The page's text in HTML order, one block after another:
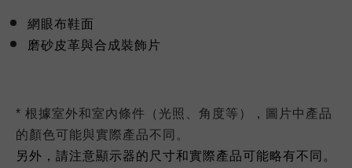
網眼布鞋面
磨砂皮革與合成裝飾片
* 根據室外和室內條件（光照、角度等），圖片中產品
的顏色可能與實際產品不同。
另外，請注意顯示器的尺寸和實際產品可能略有不同。